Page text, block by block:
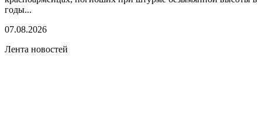
годы...
07.08.2026
Лента новостей